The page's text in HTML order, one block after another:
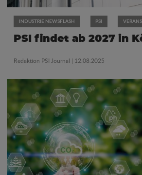
INDUSTRIE NEWSFLASH PSI
PSI findet ab 2027 in
Redaktion PSI Journal | 12.08.2025